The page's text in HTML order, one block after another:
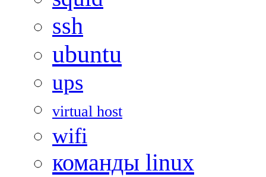
ssh
ubuntu
ups
virtual host
wifi
команды linux